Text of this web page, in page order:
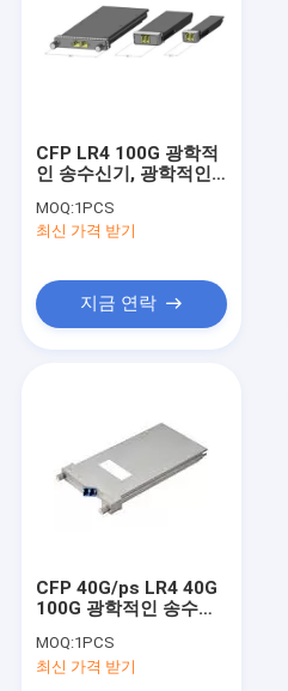
CFP LR4 100G 광학적
인 송수신기, 광학적인
송수신기 10KM
MOQ:1PCS
최신 가격 받기
지금 연락
CFP 40G/ps LR4 40G
100G 광학적인 송수신
트워크
MOQ:1PCS
최신 가격 받기